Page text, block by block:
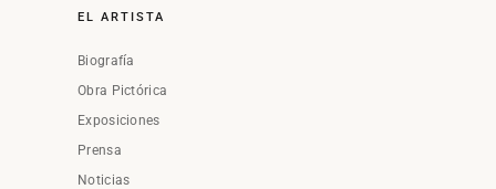
EL ARTISTA
Biografía
Obra Pictórica
Exposiciones
Prensa
Noticias